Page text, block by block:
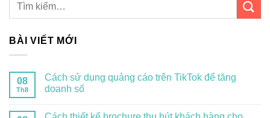
BÀI VIẾT MỚI
08
Th8
Cách sử dụng quảng cáo trên TikTok để tăng
doanh số